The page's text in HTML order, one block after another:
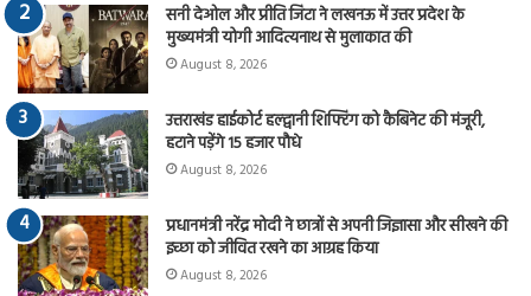
सनी देओल और प्रीति जिंटा ने लखनऊ में उत्तर प्रदेश के
मुख्यमंत्री योगी आदित्यनाथ से मुलाकात की
August 8, 2026
उत्तराखंड हाईकोर्ट हल्द्वानी शिफ्टिंग को कैबिनेट की मंजूरी,
हटाने पड़ेंगे 15 हजार पौधे
August 8, 2026
प्रधानमंत्री नरेंद्र मोदी ने छात्रों से अपनी जिज्ञासा और सीखने की
इच्छा को जीवित रखने का आग्रह किया
August 8, 2026